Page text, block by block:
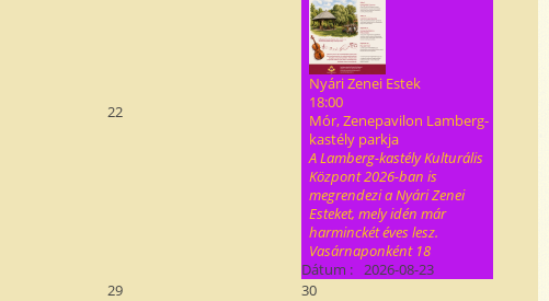
22
Nyári Zenei Estek
18:00
Mór, Zenepavilon Lamberg-
kastély parkja
A Lamberg-kastély Kulturális
Központ 2026-ban is
megrendezi a Nyári Zenei
Esteket, mely idén már
harminckét éves lesz.
Vasárnaponként 18
Dátum : 2026-08-23
29
30